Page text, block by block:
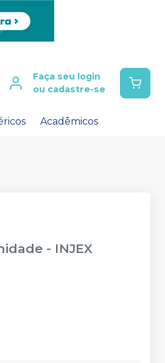
Faça seu login
ou cadastre-se
Acadêmicos
- INJEX